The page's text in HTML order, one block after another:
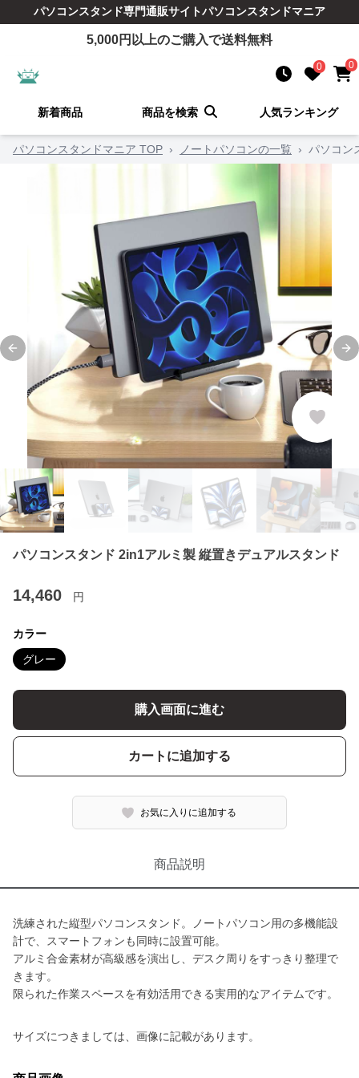
パソコンスタンド専門通販サイトパソコンスタンドマニア
5,000円以上のご購入で送料無料
0 0
新着商品 商品を検索 人気ランキング
パソコンスタンドマニア TOP › ノートパソコンの一覧 › パソコン
Previous slide
パソコンスタンド 2in1アルミ製 縦置きデュアルスタンド
14,460 円
カラー
グレー
購入画面に進む
カートに追加する
お気に入りに追加する
商品説明
洗練された縦型パソコンスタンド。ノートパソコン用の多機能設
計で、スマートフォンも同時に設置可能。
アルミ合金素材が高級感を演出し、デスク周りをすっきり整理で
きます。
限られた作業スペースを有効活用できる実用的なアイテムです。
サイズにつきましては、画像に記載があります。